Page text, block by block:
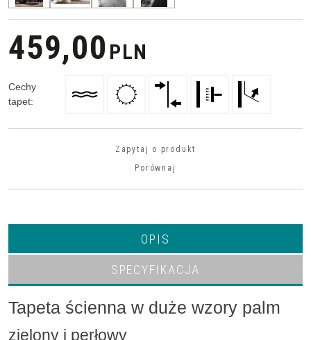
459,00 PLN
Cechy
tapet:
Zapytaj o produkt
Porównaj
OPIS
SPECYFIKACJA
Tapeta ścienna w duże wzory palm
zielony i perłowy